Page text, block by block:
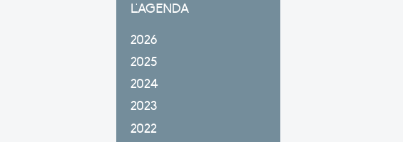
L'AGENDA
2026
2025
2024
2023
2022